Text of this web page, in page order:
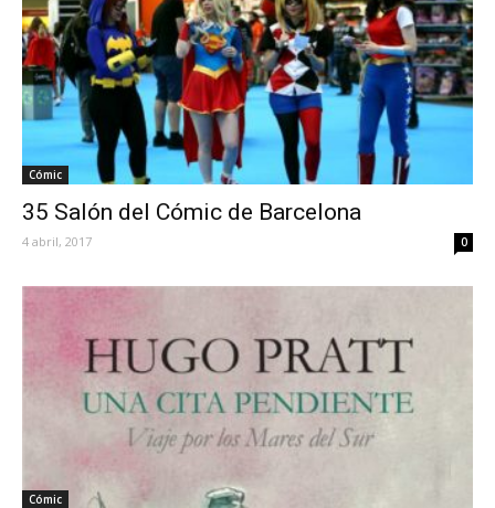
Cómic
35 Salón del Cómic de Barcelona
4 abril, 2017 0
Cómic